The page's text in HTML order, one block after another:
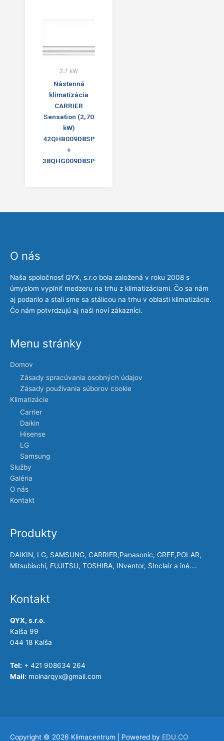
2.7 kW
Nástenná
klimatizácia
CARRIER
Sensation (2,70
kW)
42QHB009D8SP
+
38QHG009D8SP
O nás
Naša spoločnosť QYX, s.r.o bola založená v roku 2008 s
úmyslom vyplniť medzeru na trhu z klimatizáciami. Čo sa nám
aj podarilo a stali sme sa stálicou na trhu v oblasti klimatizácie.
Čo nám potvrdzujú aj naši noví zákazníci.
Menu stránky
Domov
Zásady spracúvania osobných údajov
Zásady používania súborov cookie
Klimatizácie
Carrier
Daikin
Hisense
LG
Samsung
Služby
Galéria
O nás
Kontakt
Produkty
DAIKIN, LG, SAMSUNG, CARRIER,Panasonic, GREE,POLAR,
Mitsubischi, FUJITSU, TOSHIBA, INventor, SInclair a iné….
Kontakt
QYX, s.r.o.
Kalša 99
044 18 Kalša
Tel: + 421 908634 264
Mail: molnarqyx@gmail.com
Copyright © 2026 Klimacentrum | Powered by EDU.CO